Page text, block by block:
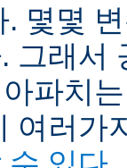
몇몇
그래서
파치
여러가